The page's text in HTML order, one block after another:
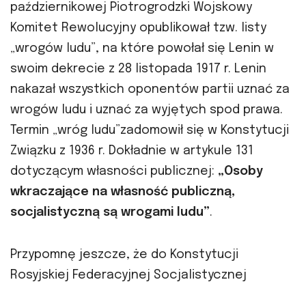
październikowej Piotrogrodzki Wojskowy
Komitet Rewolucyjny opublikował tzw. listy
„wrogów ludu”, na które powołał się Lenin w
swoim dekrecie z 28 listopada 1917 r. Lenin
nakazał wszystkich oponentów partii uznać za
wrogów ludu i uznać za wyjętych spod prawa.
Termin „wróg ludu”zadomowił się w Konstytucji
Związku z 1936 r. Dokładnie w artykule 131
dotyczącym własności publicznej: „Osoby
wkraczające na własność publiczną,
socjalistyczną są wrogami ludu”.
Przypomnę jeszcze, że do Konstytucji
Rosyjskiej Federacyjnej Socjalistycznej